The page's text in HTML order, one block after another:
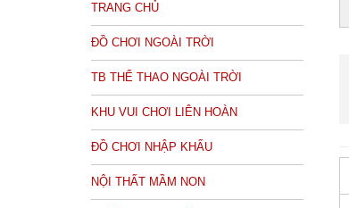
TRANG CHỦ
ĐỒ CHƠI NGOÀI TRỜI
TB THỂ THAO NGOÀI TRỜI
KHU VUI CHƠI LIÊN HOÀN
ĐỒ CHƠI NHẬP KHẨU
NỘI THẤT MẦM NON